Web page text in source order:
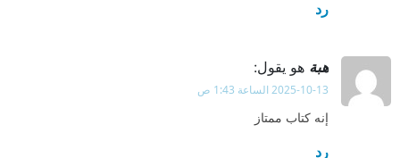
رد
هبة هو يقول:
2025-10-13 الساعة 1:43 ص
إنه كتاب ممتاز
رد